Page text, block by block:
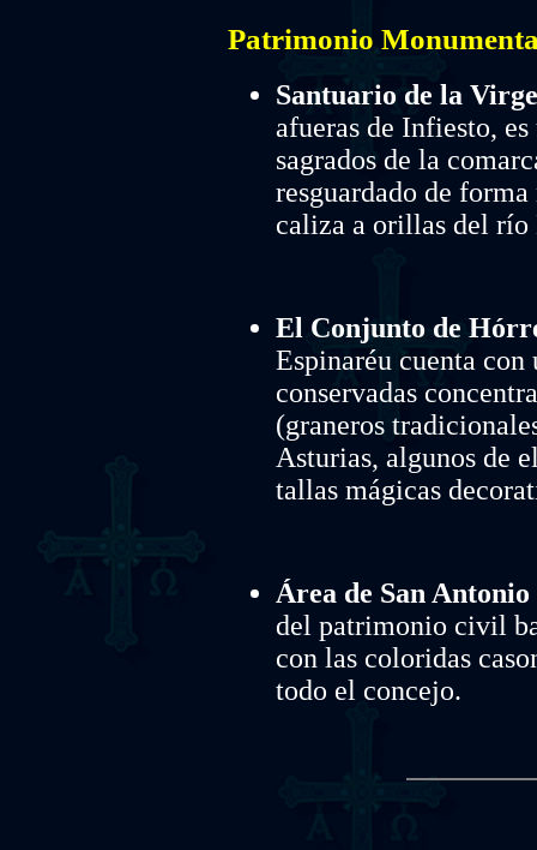
Patrimonio
Santuario de la
afueras de Infiesto,
sagrados de la
resguardado de
caliza a orillas del río
El Conjunto de
Espinaréu cuenta
conservadas
(graneros
Asturias, algunos de
tallas mágicas
Área de San
del patrimonio civil
con las coloridas
todo el concejo.